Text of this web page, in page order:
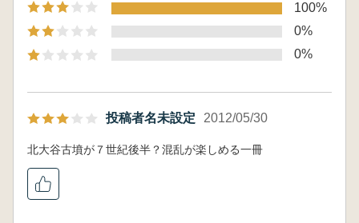
100%
0%
0%
投稿者名未設定 2012/05/30
北大谷古墳が７世紀後半？混乱が楽しめる一冊